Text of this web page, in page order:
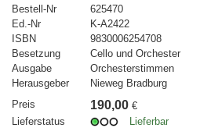
Bestell-Nr
625470
Ed.-Nr
K-A2422
ISBN
9830006254708
Besetzung
Cello und Orchester
Ausgabe
Orchesterstimmen
Herausgeber
Nieweg Bradburg
Preis
190,00 €
Lieferstatus
Lieferbar